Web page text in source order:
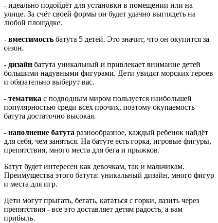
- идеально подойдёт для установки в помещении или на
улице. За счёт своей формы он будет удачно выглядеть на
любой площадке.
- вместимость батута 5 детей. Это значит, что он окупится за
сезон.
- дизайн батута уникальный и привлекает внимание детей
большими надувными фигурами. Дети увидят морских героев
и обязательно выберут вас.
- тематика с подводным миром пользуется наибольшей
популярностью среди всех прочих, поэтому окупаемость
батута достаточно высокая.
- наполнение батута разнообразное, каждый ребенок найдёт
для себя, чем заняться. На батуте есть горка, игровые фигуры,
препятствия, много места для бега и прыжков.
Батут будет интересен как девочкам, так и мальчикам.
Преимущества этого батута: уникальный дизайн, много фигур
и места для игр.
Дети могут прыгать, бегать, кататься с горки, лазить через
препятствия - все это доставляет детям радость, а вам
прибыль.